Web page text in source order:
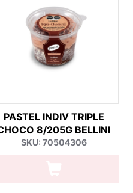
PASTEL INDIV TRIPLE
8/205G BELLINI
SKU: 70504306